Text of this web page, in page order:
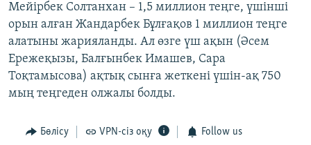
Мейірбек Солтанхан – 1,5 миллион теңге, үшінші
орын алған Жандарбек Бұлғақов 1 миллион теңге
алатыны жарияланды. Ал өзге үш ақын (Әсем
Ережеқызы, Балғынбек Имашев, Сара
Тоқтамысова) ақтық сынға жеткені үшін-ақ 750
мың теңгеден олжалы болды.
Бөлісу VPN-сіз оқу Follow us